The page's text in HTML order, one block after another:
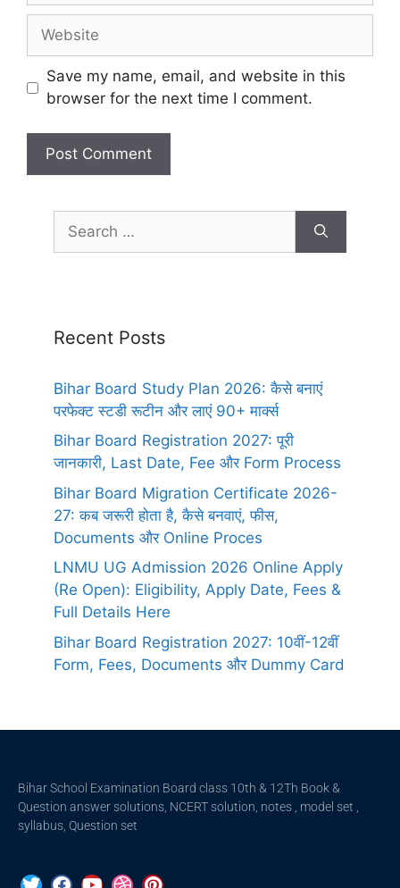
Save my name, email, and website in this
browser for the next time I comment.
Recent Posts
Bihar Board Study Plan 2026: कैसे बनाएं
परफेक्ट स्टडी रूटीन और लाएं 90+ मार्क्स
Bihar Board Registration 2027: पूरी
जानकारी, Last Date, Fee और Form Process
Bihar Board Migration Certificate 2026-
27: कब जरूरी होता है, कैसे बनवाएं, फीस,
Documents और Online Proces
LNMU UG Admission 2026 Online Apply
(Re Open): Eligibility, Apply Date, Fees &
Full Details Here
Bihar Board Registration 2027: 10वीं-12वीं
Form, Fees, Documents और Dummy Card
Bihar School Examination Board class 10th & 12Th Book &
Question answer solutions, NCERT solution, notes , model set ,
syllabus, Question set